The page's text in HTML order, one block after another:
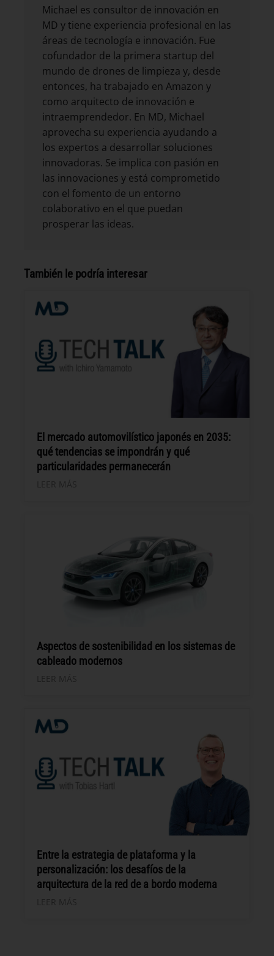
Michael es consultor de innovación en
MD y tiene experiencia profesional en las
áreas de tecnología e innovación. Fue
cofundador de la primera startup del
mundo de drones de limpieza y, desde
entonces, ha trabajado en Amazon y
como arquitecto de innovación e
intraemprendedor. En MD, Michael
aprovecha su experiencia ayudando a
los expertos a desarrollar soluciones
innovadoras. Se implica con pasión en
las innovaciones y está comprometido
con el fomento de un entorno
colaborativo en el que puedan
prosperar las ideas.
También le podría interesar
El mercado automovilístico japonés en 2035:
qué tendencias se impondrán y qué
particularidades permanecerán
Aspectos de sostenibilidad en los sistemas de
cableado modernos
Entre la estrategia de plataforma y la
personalización: los desafíos de la
arquitectura de la red de a bordo moderna